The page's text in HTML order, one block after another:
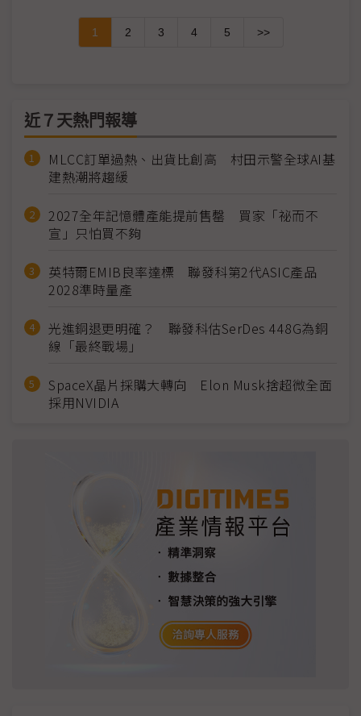
1 2 3 4 5 >>
近７天熱門報導
MLCC訂單過熱、出貨比創高 村田示警全球AI基
建熱潮將趨緩
2027全年記憶體產能提前售罄 買家「祕而不
宣」只怕買不夠
英特爾EMIB良率達標 聯發科第2代ASIC產品
2028準時量產
光進銅退更明確？ 聯發科估SerDes 448G為銅
線「最終戰場」
SpaceX晶片採購大轉向 Elon Musk捨超微全面
採用NVIDIA